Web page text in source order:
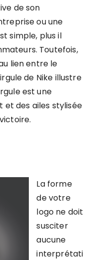
de son
ou une
simple, plus il
Toutefois,
lien entre le
de Nike illustre
est une
des ailes stylisée
La forme
de votre
logo ne doit
susciter
aucune
interprétati